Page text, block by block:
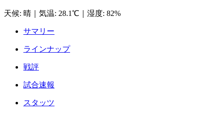
天候: 晴 気温: 28.1℃ 湿度: 82%
サマリー
ラインナップ
戦評
試合速報
スタッツ